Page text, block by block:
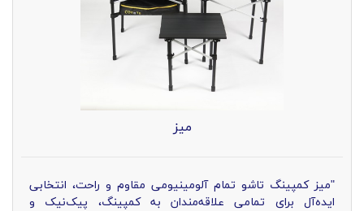
میز
"میز کمپینگ تاشو تمام آلومینیومی مقاوم و راحت، انتخابی
ایده‌آل برای تمامی علاقه‌مندان به کمپینگ، پیک‌نیک و